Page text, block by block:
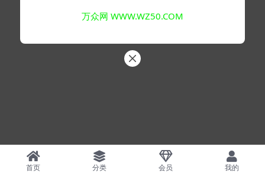
首页 分类 会员 我的
万众网 WWW.WZ50.COM